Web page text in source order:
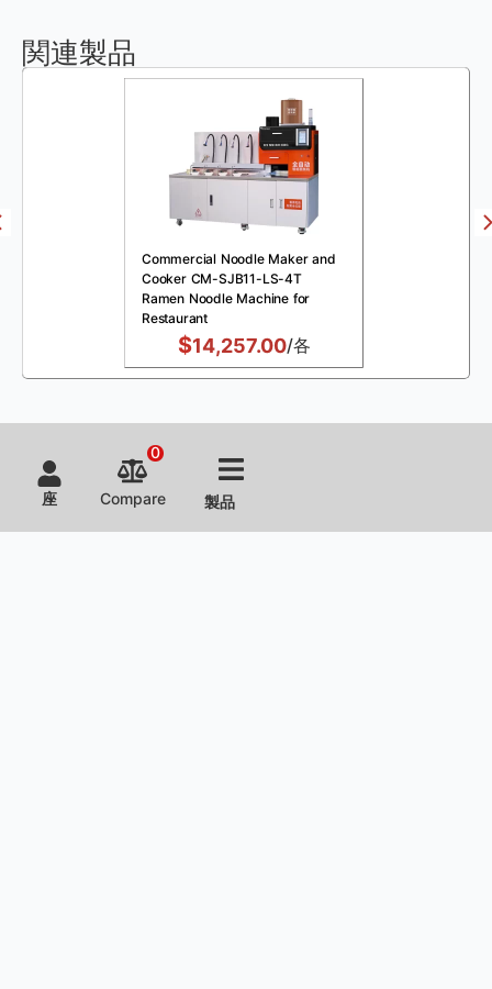
関連製品
Commercial Noodle Maker and
Cooker CM-SJB11-LS-4T
Ramen Noodle Machine for
Restaurant
$14,257.00/各
座 Compare
0
製品